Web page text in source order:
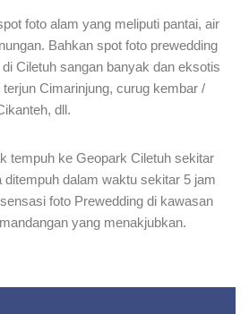
foto alam yang meliputi pantai, air
Bahkan spot foto prewedding
Ciletuh sangan banyak dan eksotis
Cimarinjung, curug kembar /
dll.
tempuh ke Geopark Ciletuh sekitar
ditempuh dalam waktu sekitar 5 jam
foto Prewedding di kawasan
yang menakjubkan.